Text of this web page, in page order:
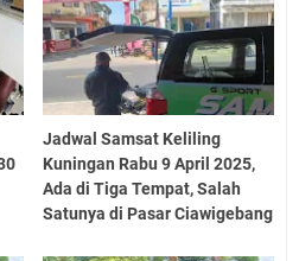
Jadwal Samsat Keliling
Kuningan Rabu 9 April 2025,
Ada di Tiga Tempat, Salah
Satunya di Pasar Ciawigebang